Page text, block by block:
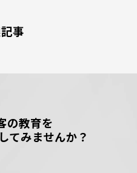
事
の教育を
てみませんか？